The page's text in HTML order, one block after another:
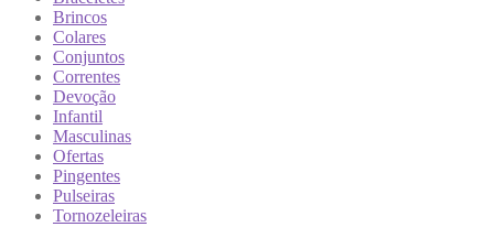
Brincos
Colares
Conjuntos
Correntes
Devoção
Infantil
Masculinas
Ofertas
Pingentes
Pulseiras
Tornozeleiras